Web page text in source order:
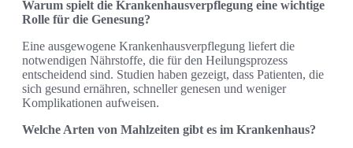
Warum spielt die Krankenhausverpflegung eine wichtige
Rolle für die Genesung?
Eine ausgewogene Krankenhausverpflegung liefert die
notwendigen Nährstoffe, die für den Heilungsprozess
entscheidend sind. Studien haben gezeigt, dass Patienten, die
sich gesund ernähren, schneller genesen und weniger
Komplikationen aufweisen.
Welche Arten von Mahlzeiten gibt es im Krankenhaus?